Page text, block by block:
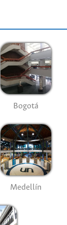
Bogotá
Medellín